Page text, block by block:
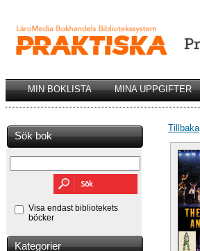
MIN BOKLISTA MINA UPPGIFTER
Sök bok
Visa endast bibliotekets
böcker
Kategorier
Tillbaka